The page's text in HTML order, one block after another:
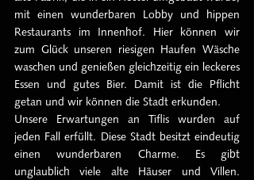
mit einen wunderbaren Lobby und hippen
Restaurants im Innenhof. Hier können wir
zum Glück unseren riesigen Haufen Wäsche
waschen und genießen gleichzeitig ein leckeres
Essen und gutes Bier. Damit ist die Pflicht
getan und wir können die Stadt erkunden.
Unsere Erwartungen an Tiflis wurden auf
jeden Fall erfüllt. Diese Stadt besitzt eindeutig
einen wunderbaren Charme. Es gibt
unglaublich viele alte Häuser und Villen.